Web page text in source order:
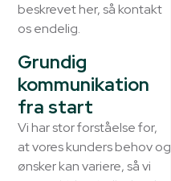
beskrevet her, så kontakt
os endelig.
Grundig
kommunikation
fra start
Vi har stor forståelse for,
at vores kunders behov og
ønsker kan variere, så vi